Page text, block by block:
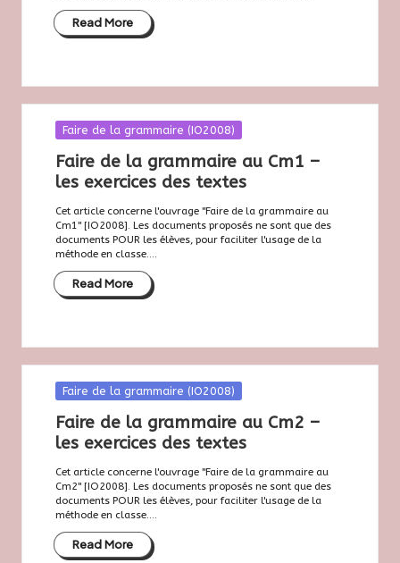
Read More
Posted
in
Faire de la grammaire (IO2008)
Faire de la grammaire au Cm1 –
les exercices des textes
Cet article concerne l'ouvrage "Faire de la grammaire au
Cm1" [IO2008]. Les documents proposés ne sont que des
documents POUR les élèves, pour faciliter l'usage de la
méthode en classe....
Read More
Posted
in
Faire de la grammaire (IO2008)
Faire de la grammaire au Cm2 –
les exercices des textes
Cet article concerne l'ouvrage "Faire de la grammaire au
Cm2" [IO2008]. Les documents proposés ne sont que des
documents POUR les élèves, pour faciliter l'usage de la
méthode en classe....
Read More